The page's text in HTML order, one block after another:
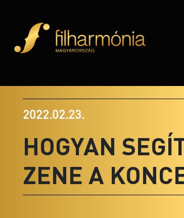
2022.02.23.
HOGYAN
ZENE A